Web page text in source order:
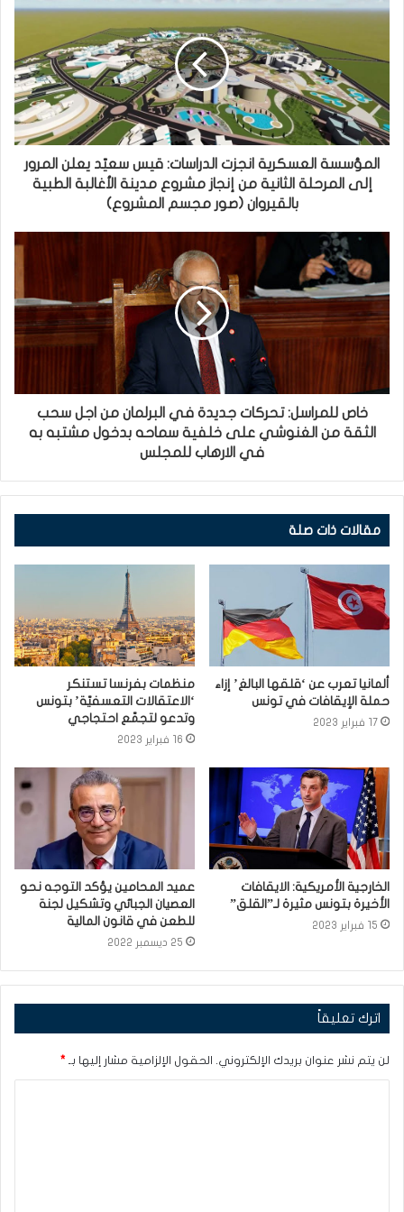
المؤسسة العسكرية انجزت الدراسات: قيس سعيّد يعلن المرور
إلى المرحلة الثانية من إنجاز مشروع مدينة الأغالبة الطبية
بالقيروان (صور مجسم المشروع)
خاص للمراسل: تحركات جديدة في البرلمان من اجل سحب
الثقة من الغنوشي على خلفية سماحه بدخول مشتبه به
في الارهاب للمجلس
مقالات ذات صلة
ألمانيا تعرب عن ‘قلقها البالغ’ إزاء
حملة الإيقافات في تونس
17 فبراير 2023
منظمات بفرنسا تستنكر
‘الاعتقالات التعسفيّة’ بتونس
وتدعو لتجمّع احتجاجي
16 فبراير 2023
الخارجية الأمريكية: الايقافات
الأخيرة بتونس مثيرة لـ”القلق”
15 فبراير 2023
عميد المحامين يؤكد التوجه نحو
العصيان الجبائي وتشكيل لجنة
للطعن في قانون المالية
25 ديسمبر 2022
اترك تعليقاً
لن يتم نشر عنوان بريدك الإلكتروني. الحقول الإلزامية مشار إليها بـ *